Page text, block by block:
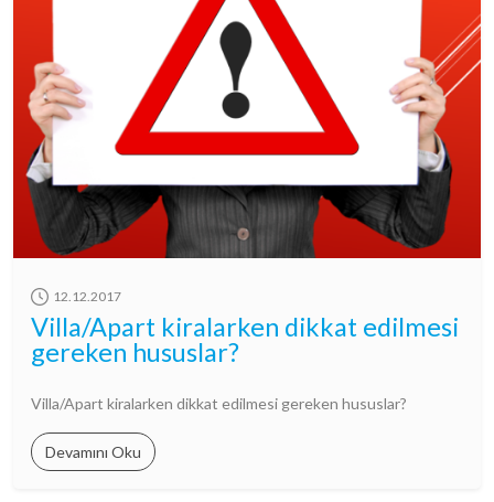
12.12.2017
Villa/Apart kiralarken dikkat edilmesi
gereken hususlar?
Villa/Apart kiralarken dikkat edilmesi gereken hususlar?
Devamını Oku